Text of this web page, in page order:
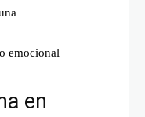
emocional
en